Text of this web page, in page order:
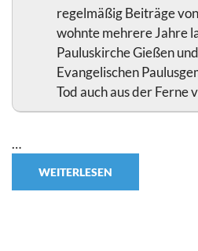
regelmäßig Beiträge
wohnte mehrere Jahre
Pauluskirche Gießen
Evangelischen
Tod auch aus der Ferne
…
WEITERLESEN